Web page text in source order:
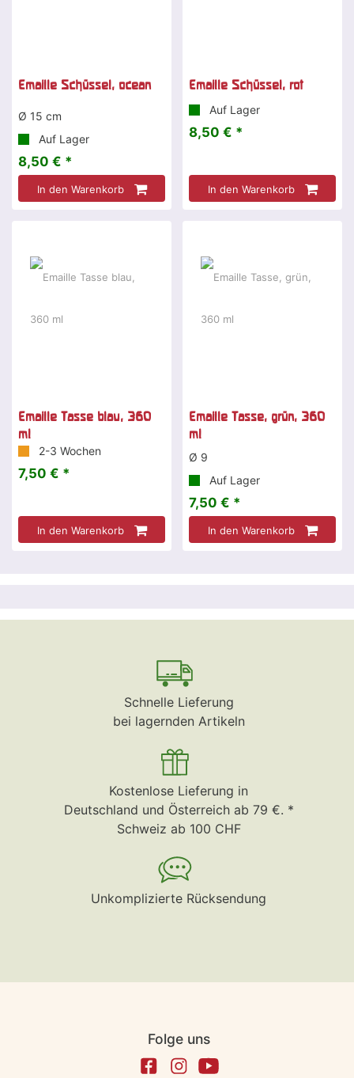
Emaille Schüssel, ocean
Ø 15 cm
Auf Lager
8,50 € *
In den Warenkorb
Emaille Schüssel, rot
Auf Lager
8,50 € *
In den Warenkorb
Emaille Tasse blau, 360
ml
2-3 Wochen
7,50 € *
In den Warenkorb
Emaille Tasse, grün, 360
ml
Ø 9
Auf Lager
7,50 € *
In den Warenkorb
Schnelle Lieferung
bei lagernden Artikeln
Kostenlose Lieferung in
Deutschland und Österreich ab 79 €. *
Schweiz ab 100 CHF
Unkomplizierte Rücksendung
Folge uns